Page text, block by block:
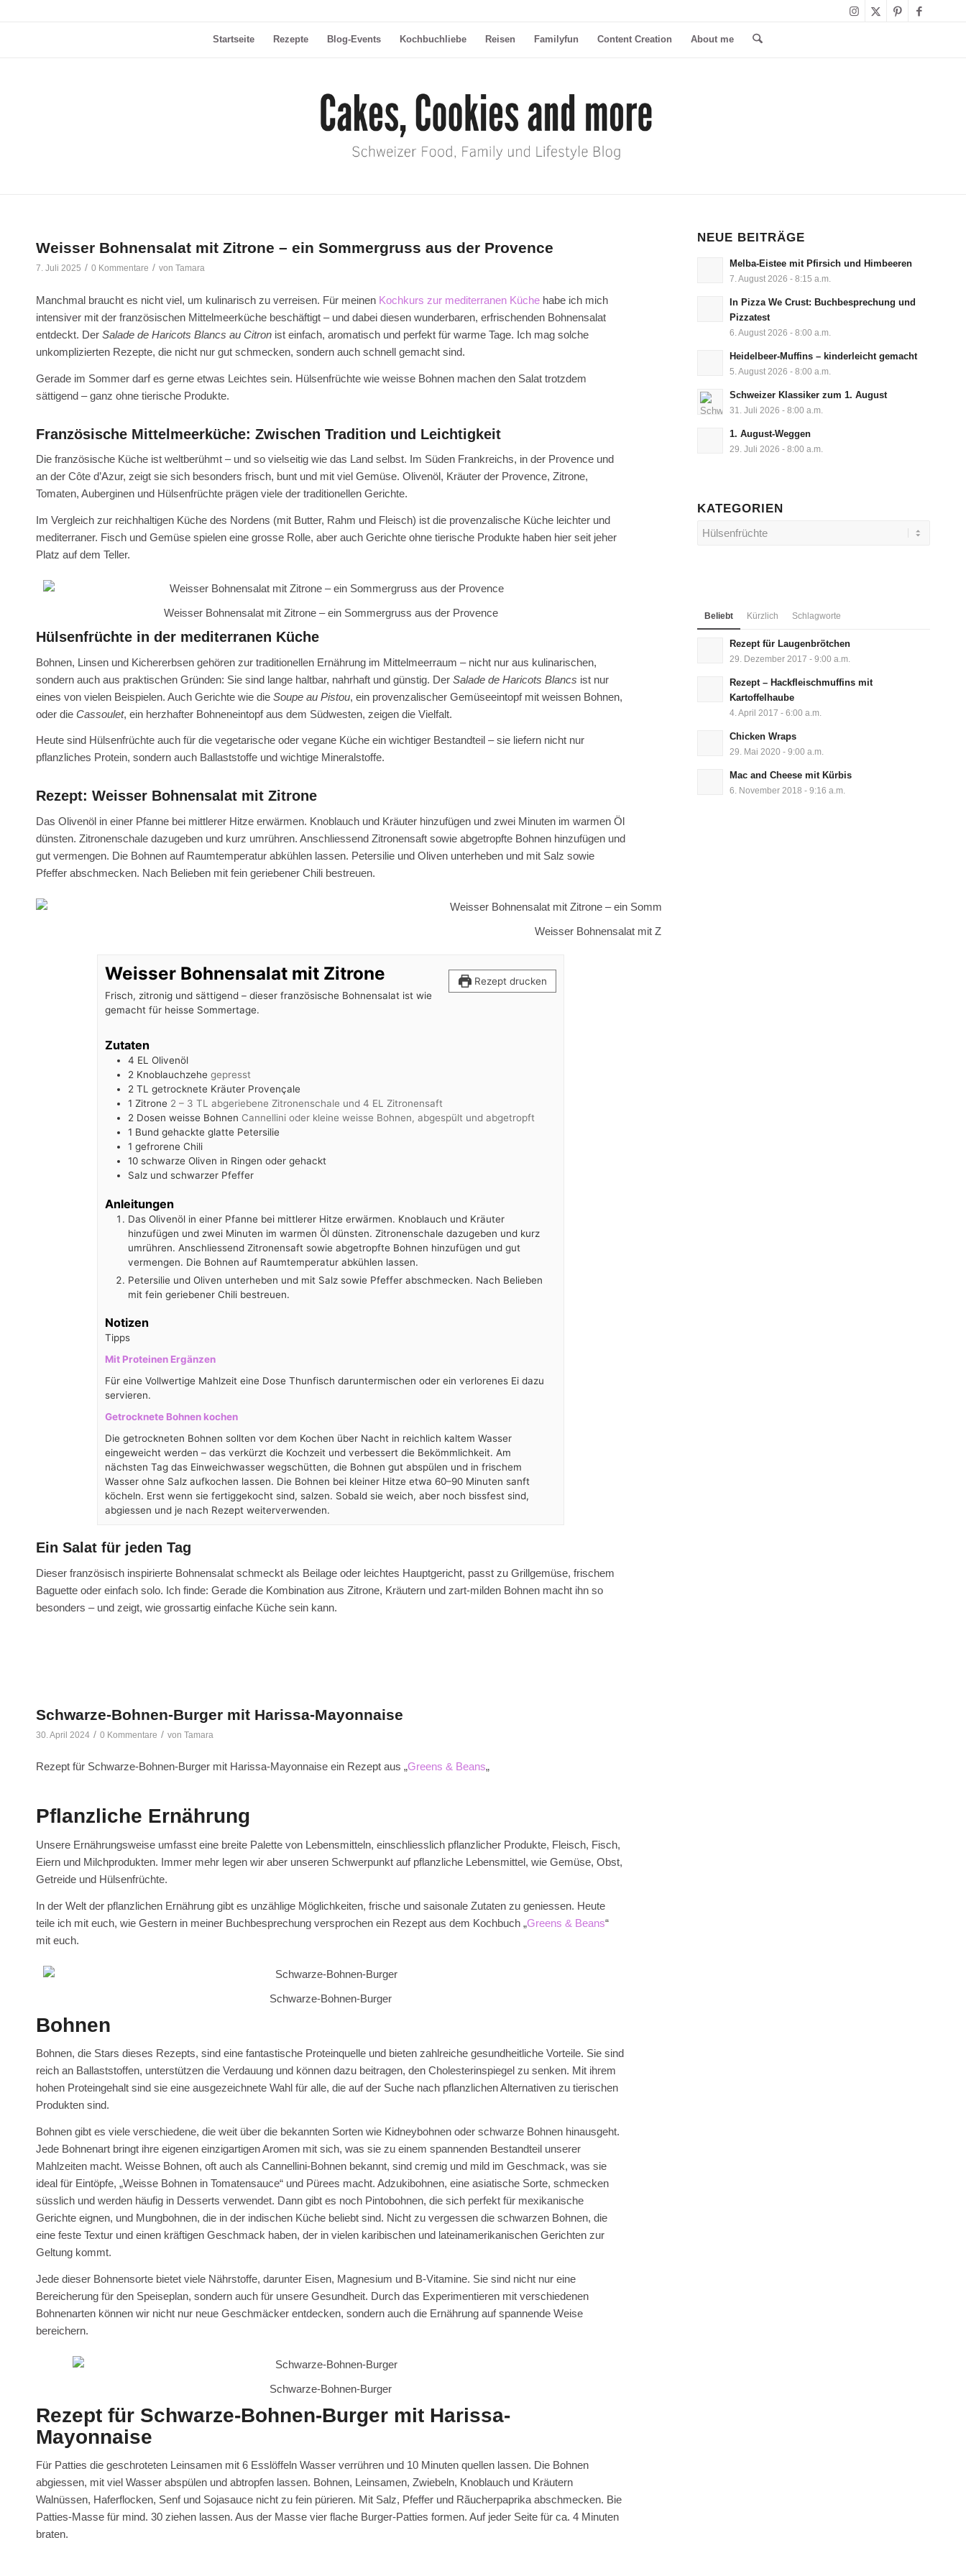
Startseite Rezepte Blog-Events Kochbuchliebe Reisen Familyfun Content Creation About me
Weisser Bohnensalat mit Zitrone – ein Sommergruss aus der Provence
7. Juli 2025 / 0 Kommentare / von Tamara
Manchmal braucht es nicht viel, um kulinarisch zu verreisen. Für meinen Kochkurs zur mediterranen Küche habe ich mich
intensiver mit der französischen Mittelmeerküche beschäftigt – und dabei diesen wunderbaren, erfrischenden Bohnensalat
entdeckt. Der Salade de Haricots Blancs au Citron ist einfach, aromatisch und perfekt für warme Tage. Ich mag solche
unkomplizierten Rezepte, die nicht nur gut schmecken, sondern auch schnell gemacht sind.
Gerade im Sommer darf es gerne etwas Leichtes sein. Hülsenfrüchte wie weisse Bohnen machen den Salat trotzdem
sättigend – ganz ohne tierische Produkte.
Französische Mittelmeerküche: Zwischen Tradition und Leichtigkeit
Die französische Küche ist weltberühmt – und so vielseitig wie das Land selbst. Im Süden Frankreichs, in der Provence und
an der Côte d’Azur, zeigt sie sich besonders frisch, bunt und mit viel Gemüse. Olivenöl, Kräuter der Provence, Zitrone,
Tomaten, Auberginen und Hülsenfrüchte prägen viele der traditionellen Gerichte.
Im Vergleich zur reichhaltigen Küche des Nordens (mit Butter, Rahm und Fleisch) ist die provenzalische Küche leichter und
mediterraner. Fisch und Gemüse spielen eine grosse Rolle, aber auch Gerichte ohne tierische Produkte haben hier seit jeher
Platz auf dem Teller.
Weisser Bohnensalat mit Zitrone – ein Sommergruss aus der Provence
Hülsenfrüchte in der mediterranen Küche
Bohnen, Linsen und Kichererbsen gehören zur traditionellen Ernährung im Mittelmeerraum – nicht nur aus kulinarischen,
sondern auch aus praktischen Gründen: Sie sind lange haltbar, nahrhaft und günstig. Der Salade de Haricots Blancs ist nur
eines von vielen Beispielen. Auch Gerichte wie die Soupe au Pistou, ein provenzalischer Gemüseeintopf mit weissen Bohnen,
oder die Cassoulet, ein herzhafter Bohneneintopf aus dem Südwesten, zeigen die Vielfalt.
Heute sind Hülsenfrüchte auch für die vegetarische oder vegane Küche ein wichtiger Bestandteil – sie liefern nicht nur
pflanzliches Protein, sondern auch Ballaststoffe und wichtige Mineralstoffe.
Rezept: Weisser Bohnensalat mit Zitrone
Das Olivenöl in einer Pfanne bei mittlerer Hitze erwärmen. Knoblauch und Kräuter hinzufügen und zwei Minuten im warmen Öl
dünsten. Zitronenschale dazugeben und kurz umrühren. Anschliessend Zitronensaft sowie abgetropfte Bohnen hinzufügen und
gut vermengen. Die Bohnen auf Raumtemperatur abkühlen lassen. Petersilie und Oliven unterheben und mit Salz sowie
Pfeffer abschmecken. Nach Belieben mit fein geriebener Chili bestreuen.
Weisser Bohnensalat mit Zitrone
Rezept drucken
Weisser Bohnensalat mit Zitrone
Frisch, zitronig und sättigend – dieser französische Bohnensalat ist wie
gemacht für heisse Sommertage.
Zutaten
4 EL Olivenöl
2 Knoblauchzehe gepresst
2 TL getrocknete Kräuter Provençale
1 Zitrone 2 – 3 TL abgeriebene Zitronenschale und 4 EL Zitronensaft
2 Dosen weisse Bohnen Cannellini oder kleine weisse Bohnen, abgespült und abgetropft
1 Bund gehackte glatte Petersilie
1 gefrorene Chili
10 schwarze Oliven in Ringen oder gehackt
Salz und schwarzer Pfeffer
Anleitungen
Das Olivenöl in einer Pfanne bei mittlerer Hitze erwärmen. Knoblauch und Kräuter
hinzufügen und zwei Minuten im warmen Öl dünsten. Zitronenschale dazugeben und kurz
umrühren. Anschliessend Zitronensaft sowie abgetropfte Bohnen hinzufügen und gut
vermengen. Die Bohnen auf Raumtemperatur abkühlen lassen.
Petersilie und Oliven unterheben und mit Salz sowie Pfeffer abschmecken. Nach Belieben
mit fein geriebener Chili bestreuen.
Notizen
Tipps
Mit Proteinen Ergänzen
Für eine Vollwertige Mahlzeit eine Dose Thunfisch daruntermischen oder ein verlorenes Ei dazu
servieren.
Getrocknete Bohnen kochen
Die getrockneten Bohnen sollten vor dem Kochen über Nacht in reichlich kaltem Wasser
eingeweicht werden – das verkürzt die Kochzeit und verbessert die Bekömmlichkeit. Am
nächsten Tag das Einweichwasser wegschütten, die Bohnen gut abspülen und in frischem
Wasser ohne Salz aufkochen lassen. Die Bohnen bei kleiner Hitze etwa 60–90 Minuten sanft
köcheln. Erst wenn sie fertiggekocht sind, salzen. Sobald sie weich, aber noch bissfest sind,
abgiessen und je nach Rezept weiterverwenden.
Ein Salat für jeden Tag
Dieser französisch inspirierte Bohnensalat schmeckt als Beilage oder leichtes Hauptgericht, passt zu Grillgemüse, frischem
Baguette oder einfach solo. Ich finde: Gerade die Kombination aus Zitrone, Kräutern und zart-milden Bohnen macht ihn so
besonders – und zeigt, wie grossartig einfache Küche sein kann.
Schwarze-Bohnen-Burger mit Harissa-Mayonnaise
30. April 2024 / 0 Kommentare / von Tamara
Rezept für Schwarze-Bohnen-Burger mit Harissa-Mayonnaise ein Rezept aus „Greens & Beans„
Pflanzliche Ernährung
Unsere Ernährungsweise umfasst eine breite Palette von Lebensmitteln, einschliesslich pflanzlicher Produkte, Fleisch, Fisch,
Eiern und Milchprodukten. Immer mehr legen wir aber unseren Schwerpunkt auf pflanzliche Lebensmittel, wie Gemüse, Obst,
Getreide und Hülsenfrüchte.
In der Welt der pflanzlichen Ernährung gibt es unzählige Möglichkeiten, frische und saisonale Zutaten zu geniessen. Heute
teile ich mit euch, wie Gestern in meiner Buchbesprechung versprochen ein Rezept aus dem Kochbuch „Greens & Beans“
mit euch.
Schwarze-Bohnen-Burger
Bohnen
Bohnen, die Stars dieses Rezepts, sind eine fantastische Proteinquelle und bieten zahlreiche gesundheitliche Vorteile. Sie sind
reich an Ballaststoffen, unterstützen die Verdauung und können dazu beitragen, den Cholesterinspiegel zu senken. Mit ihrem
hohen Proteingehalt sind sie eine ausgezeichnete Wahl für alle, die auf der Suche nach pflanzlichen Alternativen zu tierischen
Produkten sind.
Bohnen gibt es viele verschiedene, die weit über die bekannten Sorten wie Kidneybohnen oder schwarze Bohnen hinausgeht.
Jede Bohnenart bringt ihre eigenen einzigartigen Aromen mit sich, was sie zu einem spannenden Bestandteil unserer
Mahlzeiten macht. Weisse Bohnen, oft auch als Cannellini-Bohnen bekannt, sind cremig und mild im Geschmack, was sie
ideal für Eintöpfe, „Weisse Bohnen in Tomatensauce“ und Pürees macht. Adzukibohnen, eine asiatische Sorte, schmecken
süsslich und werden häufig in Desserts verwendet. Dann gibt es noch Pintobohnen, die sich perfekt für mexikanische
Gerichte eignen, und Mungbohnen, die in der indischen Küche beliebt sind. Nicht zu vergessen die schwarzen Bohnen, die
eine feste Textur und einen kräftigen Geschmack haben, der in vielen karibischen und lateinamerikanischen Gerichten zur
Geltung kommt.
Jede dieser Bohnensorte bietet viele Nährstoffe, darunter Eisen, Magnesium und B-Vitamine. Sie sind nicht nur eine
Bereicherung für den Speiseplan, sondern auch für unsere Gesundheit. Durch das Experimentieren mit verschiedenen
Bohnenarten können wir nicht nur neue Geschmäcker entdecken, sondern auch die Ernährung auf spannende Weise
bereichern.
Schwarze-Bohnen-Burger
Rezept für Schwarze-Bohnen-Burger mit Harissa-
Mayonnaise
Für Patties die geschroteten Leinsamen mit 6 Esslöffeln Wasser verrühren und 10 Minuten quellen lassen. Die Bohnen
abgiessen, mit viel Wasser abspülen und abtropfen lassen. Bohnen, Leinsamen, Zwiebeln, Knoblauch und Kräutern
Walnüssen, Haferflocken, Senf und Sojasauce nicht zu fein pürieren. Mit Salz, Pfeffer und Rãucherpaprika abschmecken. Bie
Patties-Masse für mind. 30 ziehen lassen. Aus der Masse vier flache Burger-Patties formen. Auf jeder Seite für ca. 4 Minuten
braten.
NEUE BEITRÄGE
Melba-Eistee mit Pfirsich und Himbeeren
7. August 2026 - 8:15 a.m.
In Pizza We Crust: Buchbesprechung und
Pizzatest
6. August 2026 - 8:00 a.m.
Heidelbeer-Muffins – kinderleicht gemacht
5. August 2026 - 8:00 a.m.
Schweizer Klassiker zum 1. August
31. Juli 2026 - 8:00 a.m.
1. August-Weggen
29. Juli 2026 - 8:00 a.m.
KATEGORIEN
Kategorien
Beliebt Kürzlich Schlagworte
Rezept für Laugenbrötchen
29. Dezember 2017 - 9:00 a.m.
Rezept – Hackfleischmuffins mit
Kartoffelhaube
4. April 2017 - 6:00 a.m.
Chicken Wraps
29. Mai 2020 - 9:00 a.m.
Mac and Cheese mit Kürbis
6. November 2018 - 9:16 a.m.